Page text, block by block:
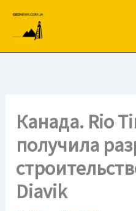
вмісту
Канада. Rio
получила
Diavik